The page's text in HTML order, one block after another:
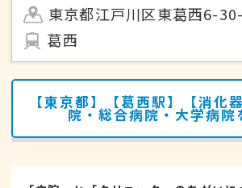
東京都江戸川区東葛西6-
葛西
【東京都】【葛西駅】【消化
院・総合病院・大学病院